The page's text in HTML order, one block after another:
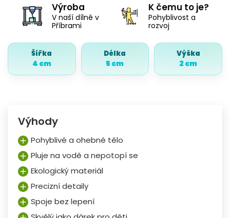
Výroba
V naší dílně v
Příbrami
K čemu to je?
Pohyblivost a
rozvoj
Šířka
4 cm
Délka
5 cm
Výška
2 cm
Výhody
Pohyblivé a ohebné tělo
Pluje na vodě a nepotopí se
Ekologický materiál
Precizní detaily
Spoje bez lepení